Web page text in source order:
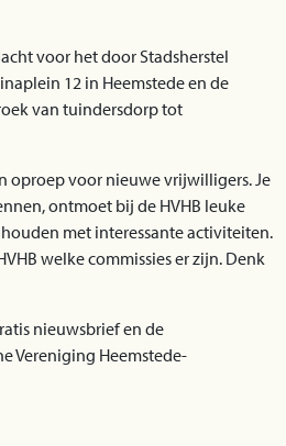
voor het door Stadsherstel
12 in Heemstede en de
van tuindersdorp tot
oproep voor nieuwe vrijwilligers. Je
ontmoet bij de HVHB leuke
met interessante activiteiten.
welke commissies er zijn. Denk
nieuwsbrief en de
Vereniging Heemstede-